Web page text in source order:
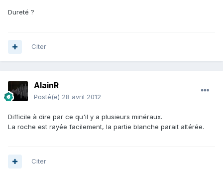
Dureté ?
Citer
AlainR
Posté(e) 28 avril 2012
Difficile à dire par ce qu'il y a plusieurs minéraux.
La roche est rayée facilement, la partie blanche parait altérée.
Citer